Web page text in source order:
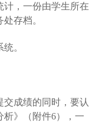
计，一份由学生所在
存档。
。
交成绩的同时，要认
》（附件6），一